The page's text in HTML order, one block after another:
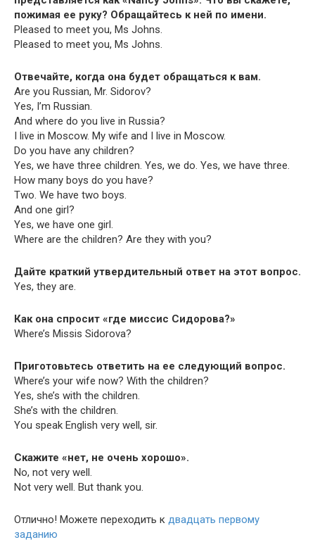
пожимая ее руку? Обращайтесь к ней по имени.
Pleased to meet you, Ms Johns.
Pleased to meet you, Ms Johns.
Отвечайте, когда она будет обращаться к вам.
Are you Russ­ian, Mr. Sidorov?
Yes, I’m Russian.
And where do you live in Russia?
I live in Moscow. My wife and I live in Moscow.
Do you have any children?
Yes, we have three chil­dren. Yes, we do. Yes, we have three.
How many boys do you have?
Two. We have two boys.
And one girl?
Yes, we have one girl.
Where are the chil­dren? Are they with you?
Дайте краткий утвердительный ответ на этот вопрос.
Yes, they are.
Как она спросит «где миссис Сидорова?»
Where’s Mis­sis Sidorova?
Приготовьтесь ответить на ее следующий вопрос.
Where’s your wife now? With the children?
Yes, she’s with the children.
She’s with the children.
You speak Eng­lish very well, sir.
Скажите «нет, не очень хорошо».
No, not very well.
Not very well. But thank you.
Отлично! Можете переходить к двадцать первому
заданию